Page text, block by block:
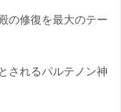
の修復を最大のテー
されるパルテノン神